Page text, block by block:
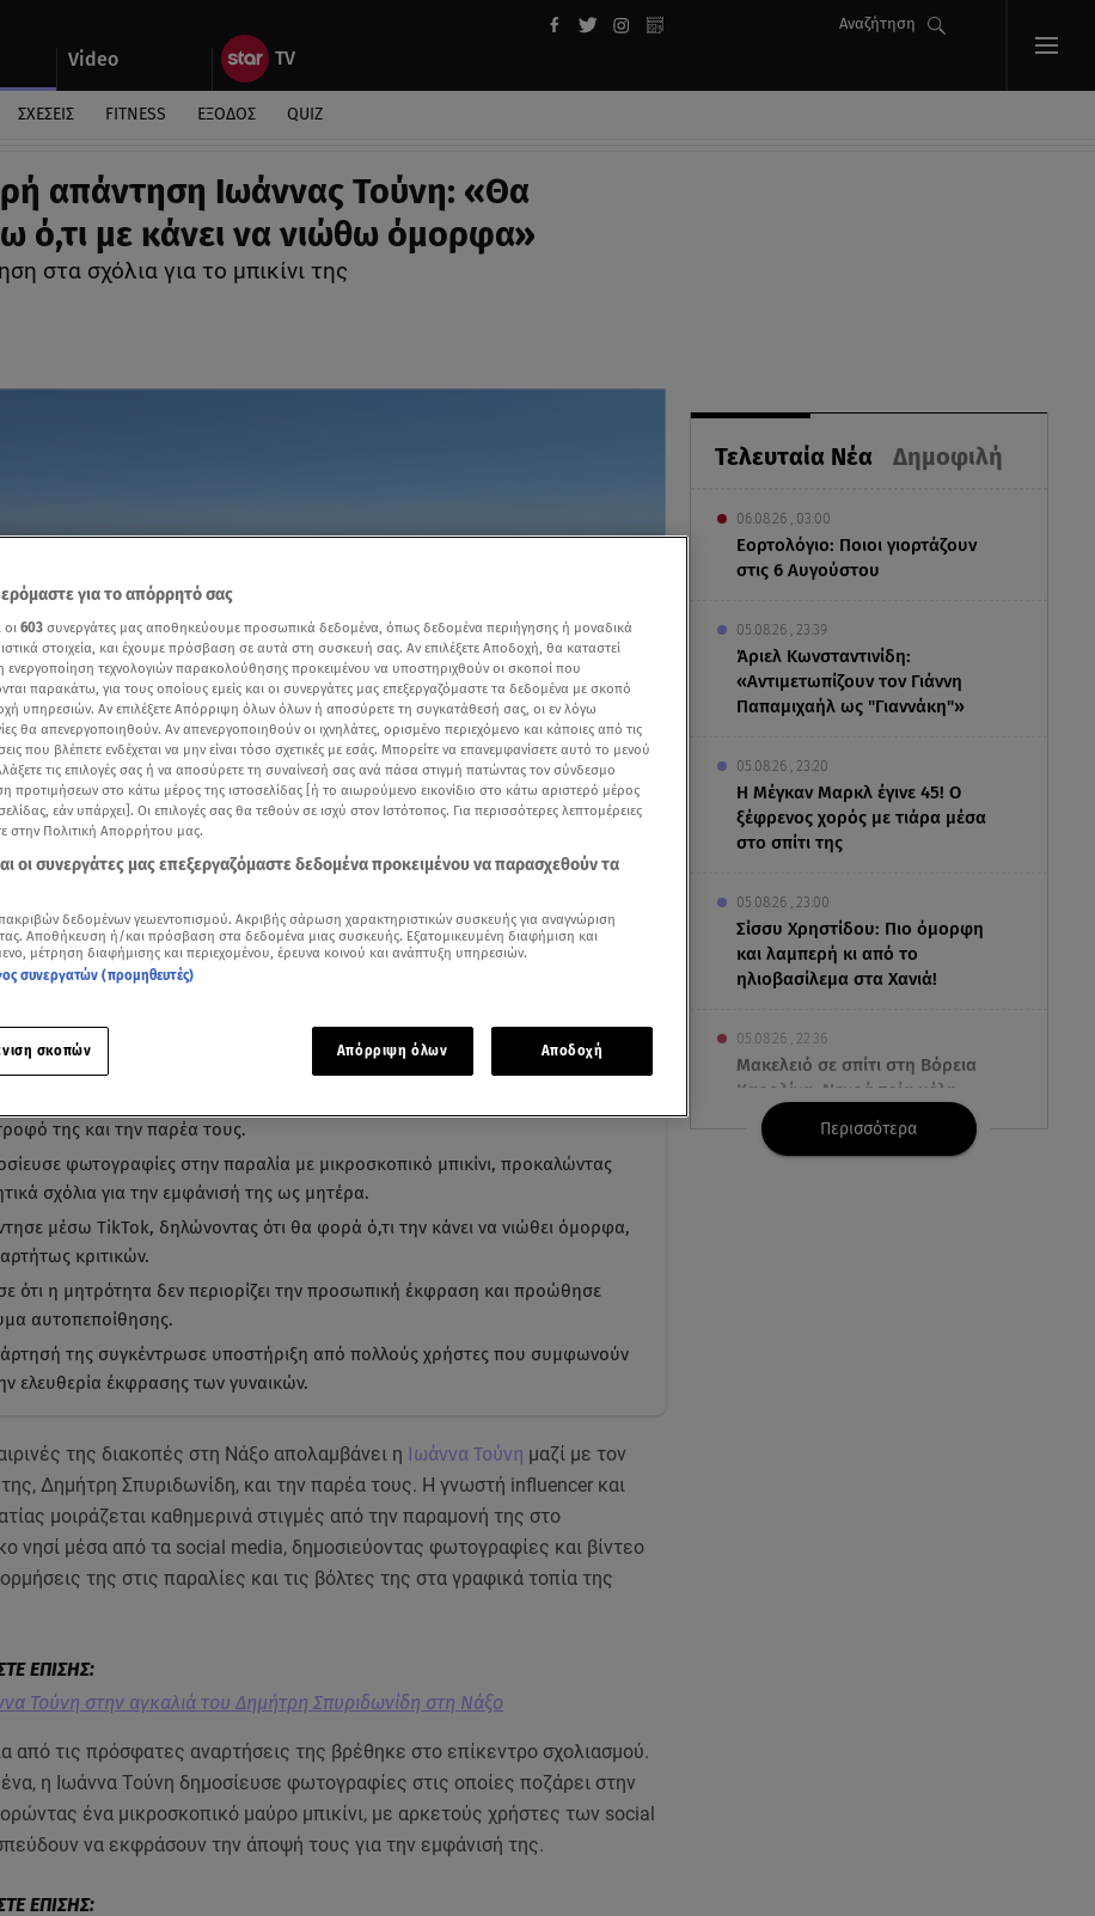
Video
Αναζήτηση
ΣΧΕΣΕΙΣ FITNESS ΕΞΟΔΟΣ QUIZ
απάντηση Ιωάννας Τούνη: «Θα
ό,τι με κάνει να νιώθω όμορφα»
στα σχόλια για το μπικίνι της
Τελευταία Νέα Δημοφιλή
06.08.26 , 03:00
Εορτολόγιο: Ποιοι γιορτάζουν
στις 6 Αυγούστου
05.08.26 , 23:39
Άριελ Κωνσταντινίδη:
«Αντιμετωπίζουν τον Γιάννη
Παπαμιχαήλ ως "Γιαννάκη"»
05.08.26 , 23:20
Η Μέγκαν Μαρκλ έγινε 45! Ο
ξέφρενος χορός με τιάρα μέσα
στο σπίτι της
05.08.26 , 23:00
Σίσσυ Χρηστίδου: Πιο όμορφη
και λαμπερή κι από το
ηλιοβασίλεμα στα Χανιά!
05.08.26 , 22:36
Μακελειό σε σπίτι στη Βόρεια
Καρολίνα: Νεκρά τρία μέλη
οικογένειας
Περισσότερα
Δείτε περισσότερα άρθρα μας στα αποτελέσματα αναζήτησης
το άρθρο2:02λεπτά
ματιά-by STAR AI
της και την παρέα τους.
φωτογραφίες στην παραλία με μικροσκοπικό μπικίνι, προκαλώντας
σχόλια για την εμφάνισή της ως μητέρα.
μέσω TikTok, δηλώνοντας ότι θα φορά ό,τι την κάνει να νιώθει όμορφα,
κριτικών.
ότι η μητρότητα δεν περιορίζει την προσωπική έκφραση και προώθησε
αυτοπεποίθησης.
της συγκέντρωσε υποστήριξη από πολλούς χρήστες που συμφωνούν
ελευθερία έκφρασης των γυναικών.
της διακοπές στη Νάξο απολαμβάνει η Ιωάννα Τούνη μαζί με τον
Δημήτρη Σπυριδωνίδη, και την παρέα τους. Η γνωστή influencer και
μοιράζεται καθημερινά στιγμές από την παραμονή της στο
νησί μέσα από τα social media, δημοσιεύοντας φωτογραφίες και βίντεο
της στις παραλίες και τις βόλτες της στα γραφικά τοπία της
Τούνη στην αγκαλιά του Δημήτρη Σπυριδωνίδη στη Νάξο
από τις πρόσφατες αναρτήσεις της βρέθηκε στο επίκεντρο σχολιασμού.
η Ιωάννα Τούνη δημοσίευσε φωτογραφίες στις οποίες ποζάρει στην
ένα μικροσκοπικό μαύρο μπικίνι, με αρκετούς χρήστες των social
να εκφράσουν την άποψή τους για την εμφάνισή της.
για το απόρρητό σας
οι 603 συνεργάτες μας αποθηκεύουμε προσωπικά δεδομένα, όπως δεδομένα περιήγησης ή μοναδικά
στοιχεία, και έχουμε πρόσβαση σε αυτά στη συσκευή σας. Αν επιλέξετε Αποδοχή, θα καταστεί
ενεργοποίηση τεχνολογιών παρακολούθησης προκειμένου να υποστηριχθούν οι σκοποί που
παρακάτω, για τους οποίους εμείς και οι συνεργάτες μας επεξεργαζόμαστε τα δεδομένα με σκοπό
υπηρεσιών. Αν επιλέξετε Απόρριψη όλων όλων ή αποσύρετε τη συγκατάθεσή σας, οι εν λόγω
θα απενεργοποιηθούν. Αν απενεργοποιηθούν οι ιχνηλάτες, ορισμένο περιεχόμενο και κάποιες από τις
που βλέπετε ενδέχεται να μην είναι τόσο σχετικές με εσάς. Μπορείτε να επανεμφανίσετε αυτό το μενού
τις επιλογές σας ή να αποσύρετε τη συναίνεσή σας ανά πάσα στιγμή πατώντας τον σύνδεσμο
προτιμήσεων στο κάτω μέρος της ιστοσελίδας [ή το αιωρούμενο εικονίδιο στο κάτω αριστερό μέρος
εάν υπάρχει]. Οι επιλογές σας θα τεθούν σε ισχύ στον Ιστότοπος. Για περισσότερες λεπτομέρειες
στην Πολιτική Απορρήτου μας.
οι συνεργάτες μας επεξεργαζόμαστε δεδομένα προκειμένου να παρασχεθούν τα
δεδομένων γεωεντοπισμού. Ακριβής σάρωση χαρακτηριστικών συσκευής για αναγνώριση
Αποθήκευση ή/και πρόσβαση στα δεδομένα μιας συσκευής. Εξατομικευμένη διαφήμιση και
μέτρηση διαφήμισης και περιεχομένου, έρευνα κοινού και ανάπτυξη υπηρεσιών.
συνεργατών (προμηθευτές)
σκοπών Απόρριψη όλων Αποδοχή